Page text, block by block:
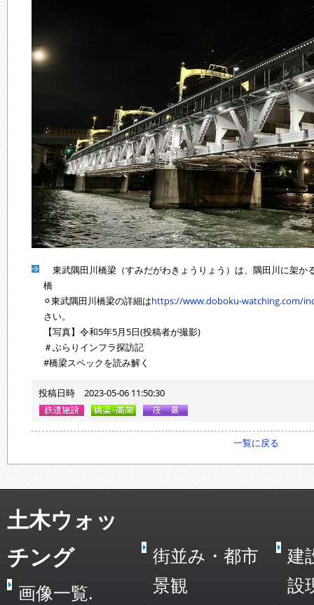
東武隅田川橋梁（すみだがわきょうりょう）は、隅田川に架か
橋
⚪︎東武隅田川橋梁の詳細はhttps://www.doboku-watching.com/
さい。
【写真】令和5年5月5日(投稿者が撮影)
＃ぶらりインフラ探訪記
#橋梁スペックを読み解く
投稿日時 2023-05-06 11:50:30
一覧に戻る
土木ウォッ
チング
画像一覧.
街並み・都市
景観
建
設